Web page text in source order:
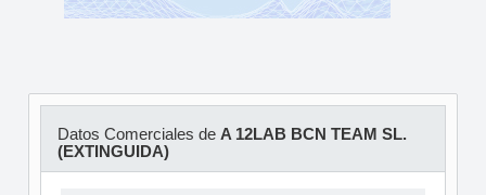
Datos Comerciales de A 12LAB BCN TEAM SL.
(EXTINGUIDA)